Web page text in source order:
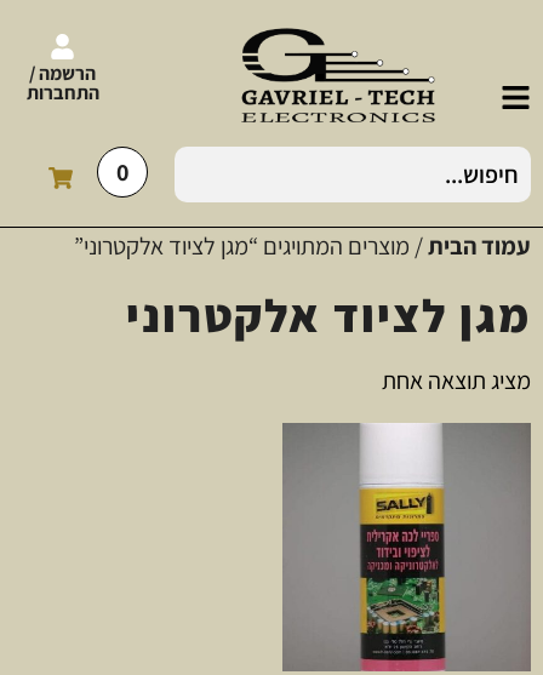
הרשמה /
התחברות
0
עמוד הבית/ מוצרים המתויגים “מגן לציוד אלקטרוני”
מגן לציוד אלקטרוני
מציג תוצאה אחת